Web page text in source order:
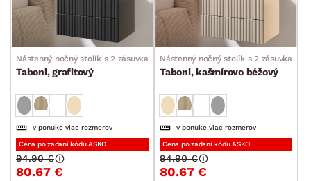
Nástenný nočný stolík s 2 zásuvkami
Taboni, grafitový
v ponuke viac rozmerov
Cena po zadaní kódu ASKO
80.67 €
94.90 €
Nástenný nočný stolík s 2 zásuvkami
Taboni, kašmírovo béžový
v ponuke viac rozmerov
Cena po zadaní kódu ASKO
80.67 €
94.90 €